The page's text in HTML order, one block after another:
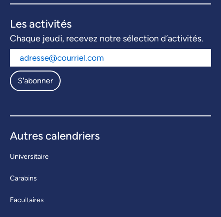
Les activités
Chaque jeudi, recevez notre sélection d’activités.
S'abonner
Autres calendriers
Universitaire
Carabins
Facultaires